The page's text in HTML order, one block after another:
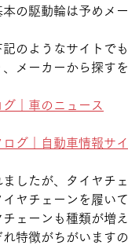
の駆動輪は予めメ
のようなサイトで
メーカーから探す
｜車のニュース
グ｜自動車情報サ
したが、タイヤチ
イヤチェーンを履い
ェーンも種類が増
れ特徴がちがいます